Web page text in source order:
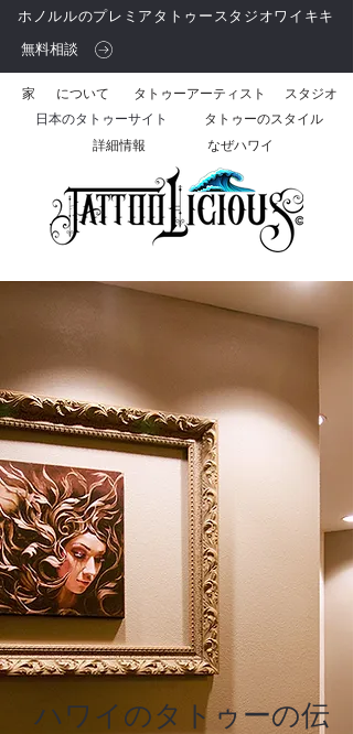
ホノルルのプレミアタトゥースタジオワイキキ
無料相談
家 について タトゥーアーティスト
スタジオ
日本のタトゥーサイト
タトゥーのスタイル
詳細情報
なぜハワイ
ハワイのタトゥーの伝